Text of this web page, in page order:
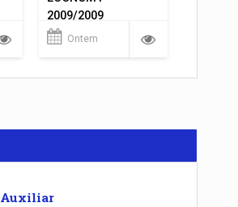
2009/2009
Ontem
Auxiliar